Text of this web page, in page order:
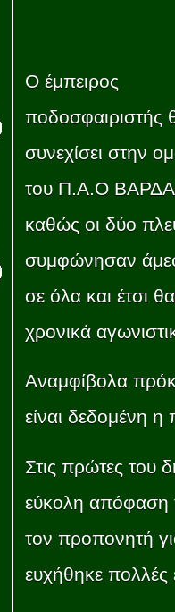
Ο έμπειρος
ποδοσφαιριστής
συνεχίσει στην
του Π.Α.Ο
καθώς οι δύο
συμφώνησαν
σε όλα και έτσι
χρονικά
Αναμφίβολα
είναι δεδομένη η
Στις πρώτες του
εύκολη απόφαση
τον προπονητή
ευχήθηκε πολλές